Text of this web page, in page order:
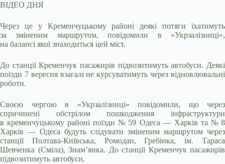
ВІДЕО ДНЯ
Через це у Кременчуцькому районі деякі потяги їхатимуть
за зміненим маршрутом, повідомили в «Укрзалізниці»,
на балансі якої знаходиться цей міст.
До станції Кременчук пасажирів підвозитимуть автобуси. Деякі
поїзди 7 вересня взагалі не курсуватимуть через відновлювальні
роботи.
Своєю чергою в «Укрзалізниці» повідомили, що через
спричинені обстрілом пошкодження інфраструктури
в кременчуцькому районі поїзди № 59 Одеса — Харків та № 8
Харків — Одеса будуть слідувати зміненим маршрутом через
станції Полтава-Київська, Ромодан, Гребінка, ім. Тараса
Шевченка (Сміла), Знамʼянка. До станції Кременчук пасажирів
підвозитимуть автобуси.